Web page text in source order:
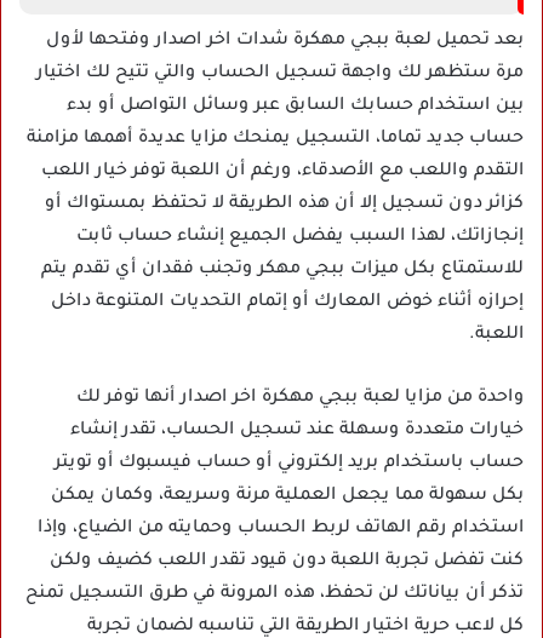
بعد تحميل لعبة ببجي مهكرة شدات اخر اصدار وفتحها لأول
مرة ستظهر لك واجهة تسجيل الحساب والتي تتيح لك اختيار
بين استخدام حسابك السابق عبر وسائل التواصل أو بدء
حساب جديد تماما، التسجيل يمنحك مزايا عديدة أهمها مزامنة
التقدم واللعب مع الأصدقاء، ورغم أن اللعبة توفر خيار اللعب
كزائر دون تسجيل إلا أن هذه الطريقة لا تحتفظ بمستواك أو
إنجازاتك، لهذا السبب يفضل الجميع إنشاء حساب ثابت
للاستمتاع بكل ميزات ببجي مهكر وتجنب فقدان أي تقدم يتم
إحرازه أثناء خوض المعارك أو إتمام التحديات المتنوعة داخل
اللعبة.
واحدة من مزايا لعبة ببجي مهكرة اخر اصدار أنها توفر لك
خيارات متعددة وسهلة عند تسجيل الحساب، تقدر إنشاء
حساب باستخدام بريد إلكتروني أو حساب فيسبوك أو تويتر
بكل سهولة مما يجعل العملية مرنة وسريعة، وكمان يمكن
استخدام رقم الهاتف لربط الحساب وحمايته من الضياع، وإذا
كنت تفضل تجربة اللعبة دون قيود تقدر اللعب كضيف ولكن
تذكر أن بياناتك لن تحفظ، هذه المرونة في طرق التسجيل تمنح
كل لاعب حرية اختيار الطريقة التي تناسبه لضمان تجربة